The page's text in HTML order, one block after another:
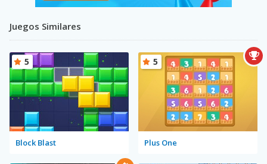
Juegos Similares
Block Blast
5
Plus One
5